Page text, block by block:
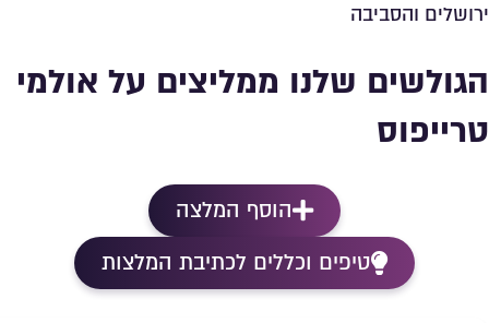
ירושלים והסביבה
הגולשים שלנו ממליצים על אולמי
טרייפוס
הוסף המלצה
טיפים וכללים לכתיבת המלצות